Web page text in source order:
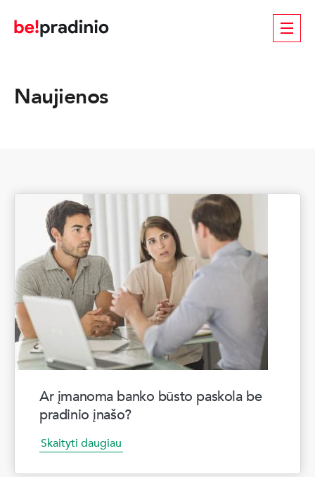
Naujienos
Ar įmanoma banko būsto paskola be
pradinio įnašo?
Skaityti daugiau